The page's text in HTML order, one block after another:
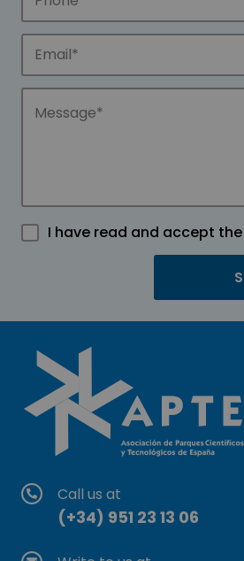
I have read and accept the
Call us at
(+34) 951 23 13 06